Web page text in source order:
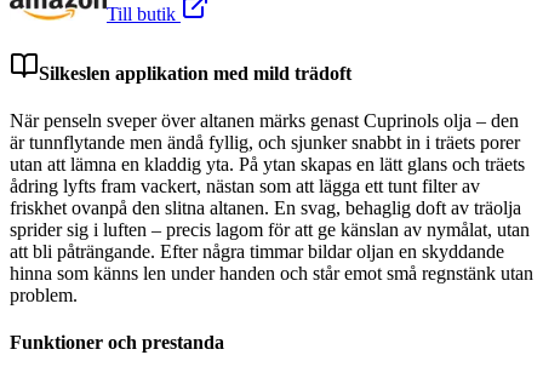
Till butik
Silkeslen applikation med mild trädoft
När penseln sveper över altanen märks genast Cuprinols olja – den
är tunnflytande men ändå fyllig, och sjunker snabbt in i träets porer
utan att lämna en kladdig yta. På ytan skapas en lätt glans och träets
ådring lyfts fram vackert, nästan som att lägga ett tunt filter av
friskhet ovanpå den slitna altanen. En svag, behaglig doft av träolja
sprider sig i luften – precis lagom för att ge känslan av nymålat, utan
att bli påträngande. Efter några timmar bildar oljan en skyddande
hinna som känns len under handen och står emot små regnstänk utan
problem.
Funktioner och prestanda